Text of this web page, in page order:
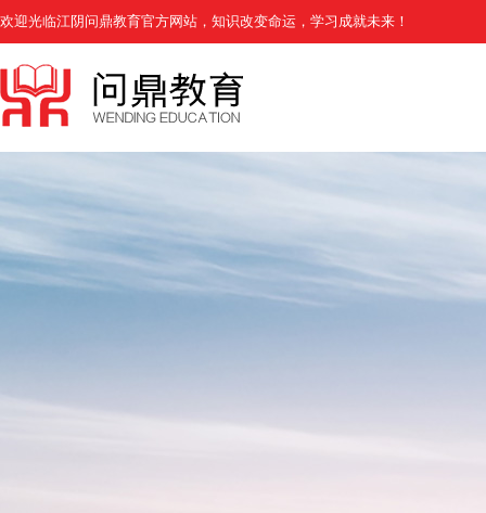
欢迎光临江阴问鼎教育官方网站，知识改变命运，学习成就未来！